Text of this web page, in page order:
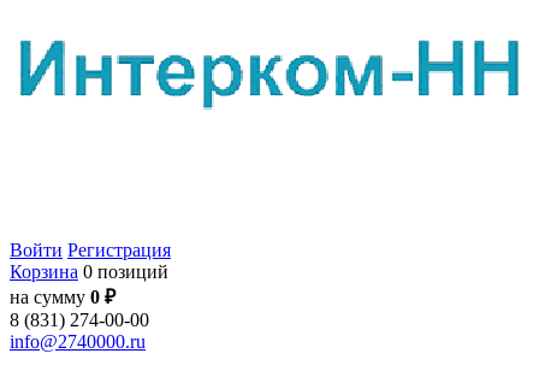
Войти Регистрация
Корзина 0 позиций
на сумму 0 ₽
8 (831) 274-00-00
info@2740000.ru